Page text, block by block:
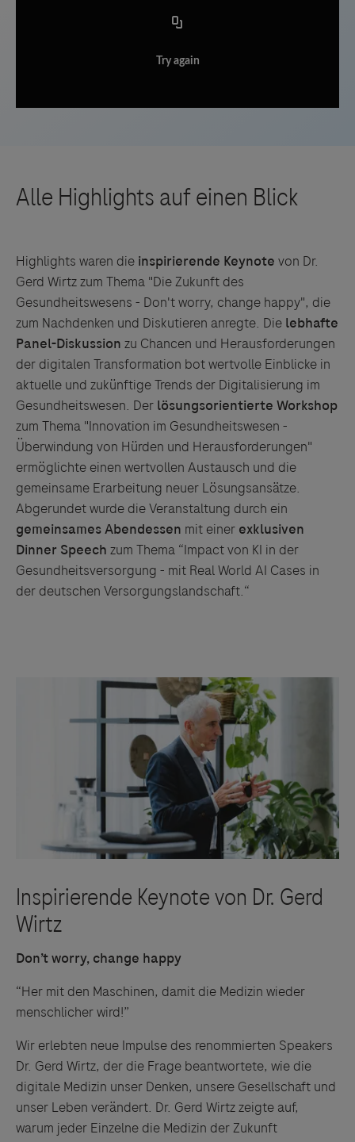
Try again
Highlights waren die inspirierende Keynote von Dr.
Gerd Wirtz zum Thema "Die Zukunft des
Gesundheitswesens - Don't worry, change happy", die
zum Nachdenken und Diskutieren anregte. Die lebhafte
Panel-Diskussion zu Chancen und Herausforderungen
der digitalen Transformation bot wertvolle Einblicke in
aktuelle und zukünftige Trends der Digitalisierung im
Gesundheitswesen. Der lösungsorientierte Workshop
zum Thema "Innovation im Gesundheitswesen -
Überwindung von Hürden und Herausforderungen"
ermöglichte einen wertvollen Austausch und die
gemeinsame Erarbeitung neuer Lösungsansätze.
Abgerundet wurde die Veranstaltung durch ein
gemeinsames Abendessen mit einer exklusiven
Dinner Speech zum Thema “Impact von KI in der
Gesundheitsversorgung - mit Real World AI Cases in
der deutschen Versorgungslandschaft.“
Don’t worry, change happy
“Her mit den Maschinen, damit die Medizin wieder
menschlicher wird!”
Wir erlebten neue Impulse des renommierten Speakers
Dr. Gerd Wirtz, der die Frage beantwortete, wie die
digitale Medizin unser Denken, unsere Gesellschaft und
unser Leben verändert. Dr. Gerd Wirtz zeigte auf,
warum jeder Einzelne die Medizin der Zukunft